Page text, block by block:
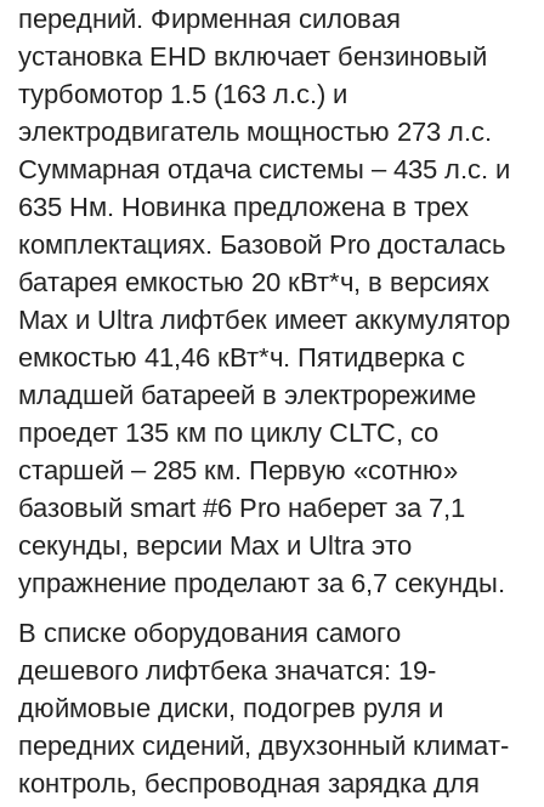
передний. Фирменная силовая
установка EHD включает бензиновый
турбомотор 1.5 (163 л.с.) и
электродвигатель мощностью 273 л.с.
Суммарная отдача системы – 435 л.с. и
635 Нм. Новинка предложена в трех
комплектациях. Базовой Pro досталась
батарея емкостью 20 кВт*ч, в версиях
Max и Ultra лифтбек имеет аккумулятор
емкостью 41,46 кВт*ч. Пятидверка с
младшей батареей в электрорежиме
проедет 135 км по циклу CLTC, со
старшей – 285 км. Первую «сотню»
базовый smart #6 Pro наберет за 7,1
секунды, версии Max и Ultra это
упражнение проделают за 6,7 секунды.
В списке оборудования самого
дешевого лифтбека значатся: 19-
дюймовые диски, подогрев руля и
передних сидений, двухзонный климат-
контроль, беспроводная зарядка для